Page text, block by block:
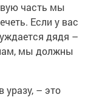
часть мы
Если у вас
дядя –
мы должны
– это